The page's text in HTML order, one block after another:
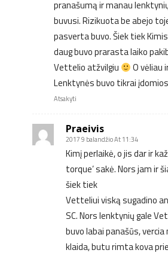
pranašumą ir manau
buvusi. Rizikuota be abejo
pasverta buvo. Šiek tiek
daug buvo prarasta laiko
Vettelio atžvilgiu
O vėliau
Lenktynės buvo tikrai
Atsakyti
Praeivis
2017 9 balandžio At 11:34
Kimį perlaikė, o jis dar ir
torque’ sakė. Nors jam ir
šiek tiek
Vetteliui viską sugadino
SC. Nors lenktynių gale
buvo labai panašūs,
klaida, butu rimta kova